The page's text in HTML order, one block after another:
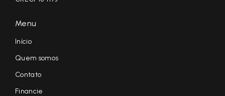
Menu
Início
Quem somos
Contato
Financie